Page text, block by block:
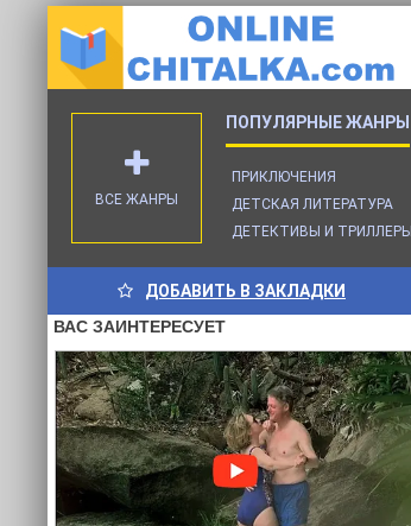
ПРИКЛЮЧЕНИЯ
ДЕТСКАЯ ЛИТЕРАТУРА
ДЕТЕКТИВЫ И ТРИЛЛЕРЫ
ВСЕ ЖАНРЫ
ДОБАВИТЬ В ЗАКЛАДКИ